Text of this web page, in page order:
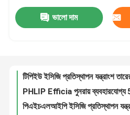
কারখানা ভ্রমণ
মান নিয়ন্ত্রণ
ভালো দাম